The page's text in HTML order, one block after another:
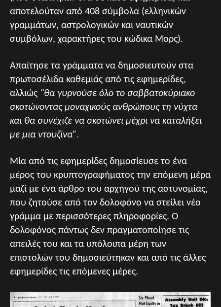
αποτελούταν από 408 σύμβολα (ελληνικών
γραμμάτων, αστρολογικών και ναυτικών
συμβόλων, χαρακτήρες του κώδικα Μορς).
Απαίτησε τα γράμματα να δημοσιευτούν στα
πρωτοσέλιδα καθεμιάς από τις εφημερίδες,
αλλιώς “θα γυρνούσε όλο το σαββατοκύριακο
σκοτώνοντας μοναχικούς ανθρώπους τη νύχτα
και θα συνέχιζε να σκοτώνει μέχρι να καταλήξει
με μια ντουζίνα”.
Μία από τις εφημερίδες δημοσίευσε το ένα
μέρος του κρυπτογραφήματος την επόμενη μέρα
μαζί με ένα άρθρο του αρχηγού της αστυνομίας,
που ζητούσε από τον δολοφόνο να στείλει νέο
γράμμα με περισσότερες πληροφορίες. Ο
δολοφόνος πάντως δεν πραγματοποίησε τις
απειλές του και τα υπόλοιπα μέρη των
επιστολών του δημοσιεύτηκαν και από τις άλλες
εφημερίδες τις επόμενες μέρες.